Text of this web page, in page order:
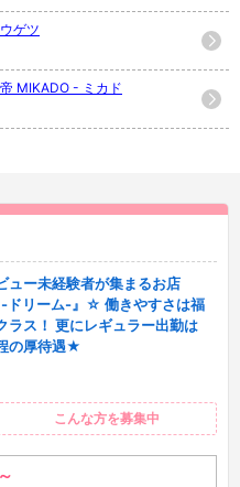
ゲツ
MIKADO - ミカド
ュー未経験者が集まるお店
-ドリーム-』☆ 働きやすさは福
ラス！ 更にレギュラー出勤は
の厚待遇★
こんな方を募集中